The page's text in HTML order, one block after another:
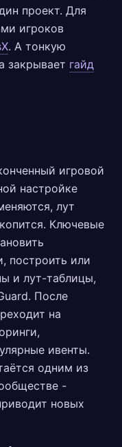
проект. Для
игроков
. А тонкую
закрывает гайд
игровой
настройке
лут
Ключевые
построить или
и лут-таблицы,
После
на
ивенты.
одним из
-
новых